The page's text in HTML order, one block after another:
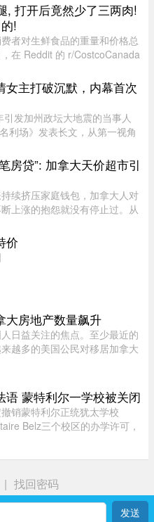
, 打开后竟然少了三两肉!
!
者对生鲜食品的重量和价格总
在 Reddit 的 r/CostcoCanada
无骨鸡腿肉，去掉包装后
的重量 ...
女主打破沉默，内幕首次
发加州政坛大地震的当事人
利场》发表长文，从第一视角
段婚外情。这段尘封多年的往
尖。Gavin New ...
房贷”: 加拿大天价超市引
续挤压家庭钱包，加拿大人对
上涨的抱怨就没有停止过。从
到17加元，各种令人咋舌的超
媒体 ...
价
大房地产数量飙升
日益关注的焦点。至少最近的
越多的美国公民对移居加拿大
美国用户对加拿 ...
语 蒙特利尔一学校被关闭
销蒙特利尔正统犹太学校
Belz三个校区的办学许可，
| 找回密码